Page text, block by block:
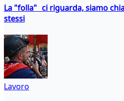
La "folla" ci riguarda, siamo
stessi
Lavoro